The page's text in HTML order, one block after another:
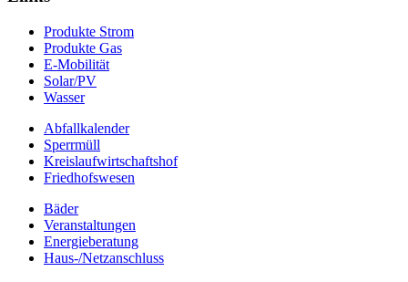
Produkte Strom
Produkte Gas
E-Mobilität
Solar/PV
Wasser
Abfallkalender
Sperrmüll
Kreislaufwirtschaftshof
Friedhofswesen
Bäder
Veranstaltungen
Energieberatung
Haus-/Netzanschluss